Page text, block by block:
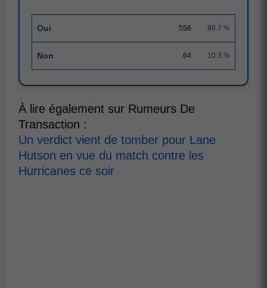
Oui 556 89.7 %
Non 64 10.3 %
À lire également sur Rumeurs De
Transaction :
Un verdict vient de tomber pour Lane
Hutson en vue du match contre les
Hurricanes ce soir